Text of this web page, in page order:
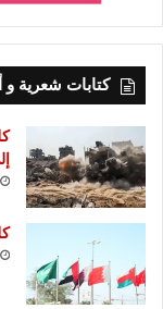
كتابات شعرية و
كلمة